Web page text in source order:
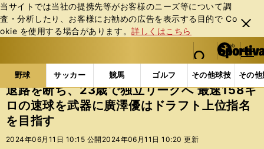
当サイトでは当社の提携先等がお客様のニーズ等について調
査・分析したり、お客様にお勧めの広告を表⽰する⽬的で Co
okie を使⽤する場合があります。詳しくはこちら
閉じ
る
web Sportiva (webスポルティーバ)
検索
マイペ
ー
ジ
メニュ
野球 サッカー 競馬 ゴルフ その他球技 その
b
ス
ポ
ル
テ
ー
野球の記事一覧 高校野球他 退路を断ち、23歳で独
退路を断ち、23歳で独立リーグへ 最速158キ
ロの速球を武器に廣澤優はドラフト上位指名
を目指す
2024年06月11日 10:15 公開 2024年06月11日 10:20 更新